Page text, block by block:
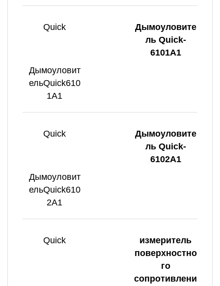
Quick
Дымоуловите
ль Quick-
6101A1
Дымоуловит
ельQuick610
1A1
Quick
Дымоуловите
ль Quick-
6102A1
Дымоуловит
ельQuick610
2A1
Quick
измеритель
поверхностно
го
сопротивлени